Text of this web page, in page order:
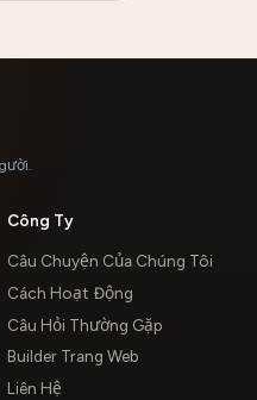
Công Ty
Câu Chuyện Của Chúng Tôi
Cách Hoạt Động
Câu Hỏi Thường Gặp
Builder Trang Web
Liên Hệ